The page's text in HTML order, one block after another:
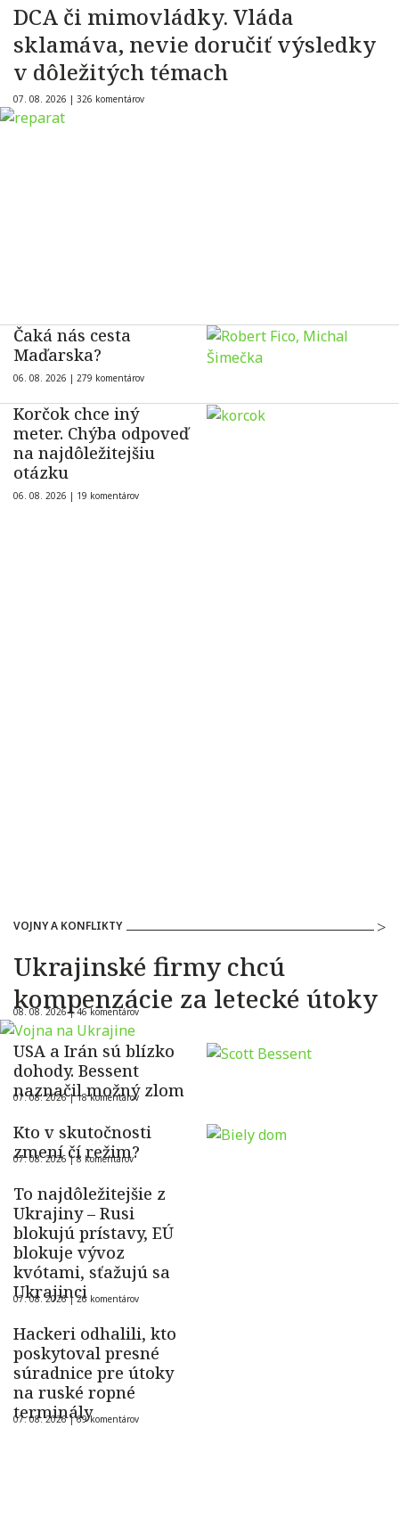
DCA či mimovládky. Vláda
sklamáva, nevie doručiť výsledky
v dôležitých témach
07. 08. 2026 | 326 komentárov
Čaká nás cesta
Maďarska?
06. 08. 2026 | 279 komentárov
Korčok chce iný
meter. Chýba odpoveď
na najdôležitejšiu
otázku
06. 08. 2026 | 19 komentárov
VOJNY A KONFLIKTY
Ukrajinské firmy chcú
kompenzácie za letecké útoky
08. 08. 2026 |46 komentárov
USA a Irán sú blízko
dohody. Bessent
naznačil možný zlom
07. 08. 2026 |18 komentárov
Kto v skutočnosti
zmení čí režim?
07. 08. 2026 |8 komentárov
To najdôležitejšie z
Ukrajiny – Rusi
blokujú prístavy, EÚ
blokuje vývoz
kvótami, sťažujú sa
Ukrajinci
07. 08. 2026 |26 komentárov
Hackeri odhalili, kto
poskytoval presné
súradnice pre útoky
na ruské ropné
terminály
07. 08. 2026 |69 komentárov